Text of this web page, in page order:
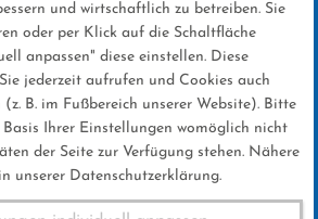
und wirtschaftlich zu betreiben. Sie
oder per Klick auf die Schaltfläche
anpassen" diese einstellen. Diese
jederzeit aufrufen und Cookies auch
B. im Fußbereich unserer Website). Bitte
Basis Ihrer Einstellungen womöglich nicht
der Seite zur Verfügung stehen. Nähere
unserer Datenschutzerklärung.